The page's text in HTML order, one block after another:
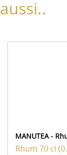
aussi..
MANUTEA -
Rhum 70 cl